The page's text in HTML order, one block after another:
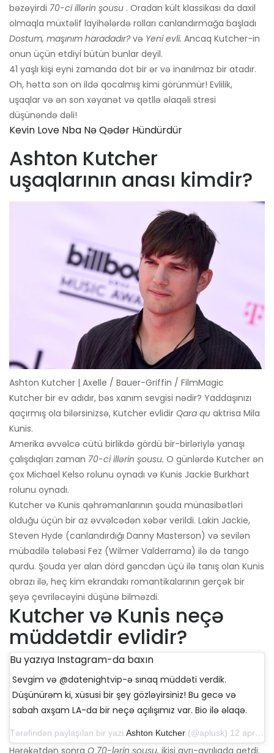
bəzəyirdi 70-ci illərin şousu . Oradan kült klassikası da daxil
olmaqla müxtəlif layihələrdə rolları canlandırmağa başladı
Dostum, maşınım haradadır?və Yeni evli. Ancaq Kutcher-in
onun üçün etdiyi bütün bunlar deyil.
41 yaşlı kişi eyni zamanda dot bir ər və inanılmaz bir atadır.
Oh, hətta son on ildə qocalmış kimi görünmür! Evlilik,
uşaqlar və ən son xəyanət və qətllə əlaqəli stresi
düşünəndə dəli!
Kevin Love Nba Nə Qədər Hündürdür
Ashton Kutcher
uşaqlarının anası kimdir?
Ashton Kutcher | Axelle / Bauer-Griffin / FilmMagic
Kutcher bir ev adıdır, bəs xanım sevgisi nədir? Yaddaşınızı
qaçırmış ola bilərsinizsə, Kutcher evlidir Qara qu aktrisa Mila
Kunis.
Amerika əvvəlcə cütü birlikdə gördü bir-birləriylə yanaşı
çalışdıqları zaman 70-ci illərin şousu. O günlərdə Kutcher ən
çox Michael Kelso rolunu oynadı və Kunis Jackie Burkhart
rolunu oynadı.
Kutcher və Kunis qəhrəmanlarının şouda münasibətləri
olduğu üçün bir az əvvəlcədən xəbər verildi. Lakin Jackie,
Steven Hyde (canlandırdığı Danny Masterson) və sevilən
mübadilə tələbəsi Fez (Wilmer Valderrama) ilə də tango
qurdu. Şouda yer alan dörd gəncdən üçü ilə tanış olan Kunis
obrazı ilə, heç kim ekrandakı romantikalarının gerçək bir
şeyə çevriləcəyini düşünə bilməzdi.
Kutcher və Kunis neçə
müddətdir evlidir?
Bu yazıya Instagram-da baxın
Sevgim və @datenightvip-ə sınaq müddəti verdik.
Düşünürəm ki, xüsusi bir şey gözləyirsiniz! Bu gecə və
sabah axşam LA-da bir neçə açılışımız var. Bio ilə əlaqə.
Tərəfindən paylaşılan bir yazı Ashton Kutcher (@aplusk) 12 aprel 2019-cu il, saat 14: 50-də PDT
Hərəkətdən sonra O 70-lərin şousu, ikisi ayrı-ayrılıqda getdi.